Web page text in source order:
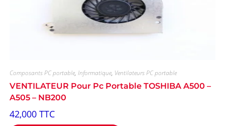
Composants PC portable, Informatique, Ventilateurs PC portable
VENTILATEUR Pour Pc Portable TOSHIBA A500 –
A505 – NB200
42,000 TTC